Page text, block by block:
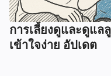
การเลี้ยงดูและดูแ
เข้าใจง่าย อัปเดต